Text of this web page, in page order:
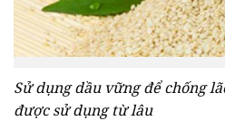
Sử dụng dầu vững để chống
được sử dụng từ lâu